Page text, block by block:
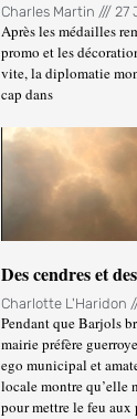
Charles Martin 27
Après les médailles
promo et les
vite, la diplomatie
cap dans
Des cendres et
Charlotte L'Haridon
Pendant que Barjols
mairie préfère
ego municipal et
locale montre qu’elle
pour mettre le feu aux